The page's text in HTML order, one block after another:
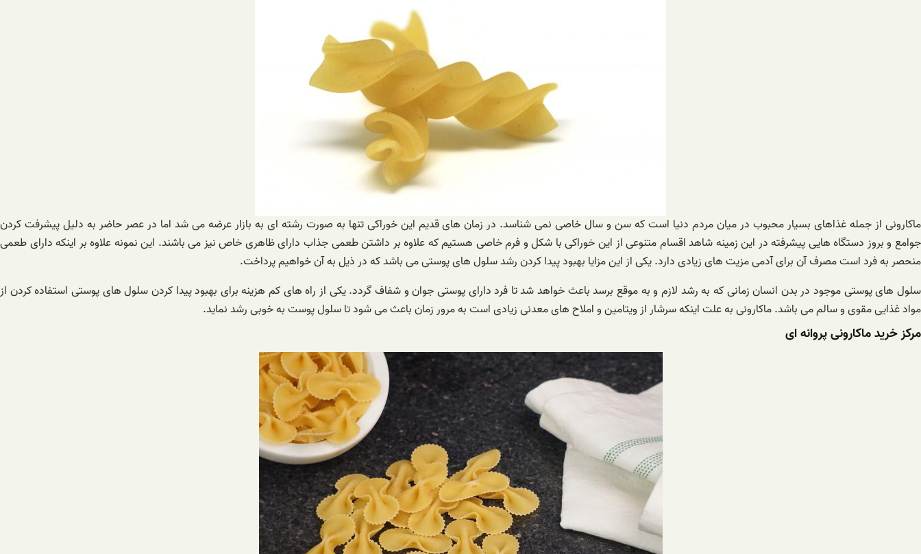
ماکارونی از جمله غذاهای بسیار محبوب در میان مردم دنیا است که سن و سال خاصی نمی شناسد. در زمان های قدیم این خوراکی تنها به صورت رشته ای به بازار عرضه می شد اما در عصر حاضر به دلیل پیشرفت کردن
جوامع و بروز دستگاه هایی پیشرفته در این زمینه شاهد اقسام متنوعی از این خوراکی با شکل و فرم خاصی هستیم که علاوه بر داشتن طعمی جذاب دارای ظاهری خاص نیز می باشند. این نمونه علاوه بر اینکه دارای طعمی
منحصر به فرد است مصرف آن برای آدمی مزیت های زیادی دارد. یکی از این مزایا بهبود پیدا کردن رشد سلول های پوستی می باشد که در ذیل به آن خواهیم پرداخت.
سلول های پوستی موجود در بدن انسان زمانی که به رشد لازم و به موقع برسد باعث خواهد شد تا فرد دارای پوستی جوان و شفاف گردد. یکی از راه های کم هزینه برای بهبود پیدا کردن سلول های پوستی استفاده کردن از
مواد غذایی مقوی و سالم می باشد. ماکارونی به علت اینکه سرشار از ویتامین و املاح های معدنی زیادی است به مرور زمان باعث می شود تا سلول پوست به خوبی رشد نماید.
مرکز خرید ماکارونی پروانه ای